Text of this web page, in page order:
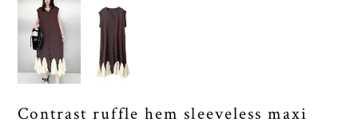
Contrast ruffle hem sleeveless maxi